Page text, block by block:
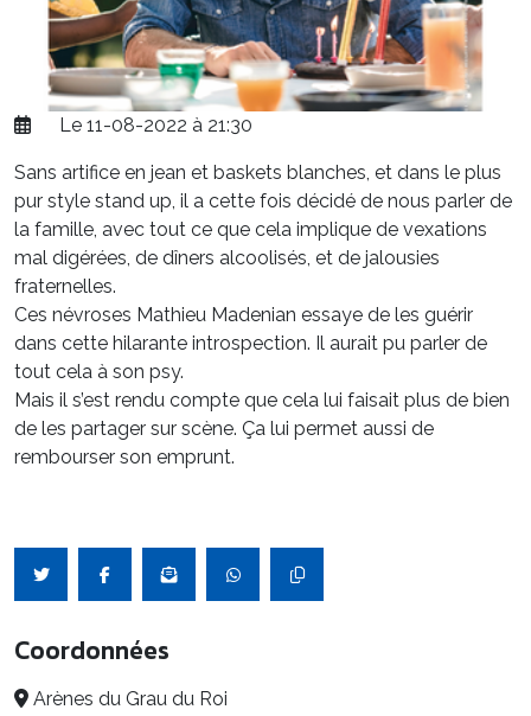
Le 11-08-2022 à 21:30
Sans artifice en jean et baskets blanches, et dans le plus
pur style stand up, il a cette fois décidé de nous parler de
la famille, avec tout ce que cela implique de vexations
mal digérées, de dîners alcoolisés, et de jalousies
fraternelles.
Ces névroses Mathieu Madenian essaye de les guérir
dans cette hilarante introspection. Il aurait pu parler de
tout cela à son psy.
Mais il s’est rendu compte que cela lui faisait plus de bien
de les partager sur scène. Ça lui permet aussi de
rembourser son emprunt.
Coordonnées
Arènes du Grau du Roi